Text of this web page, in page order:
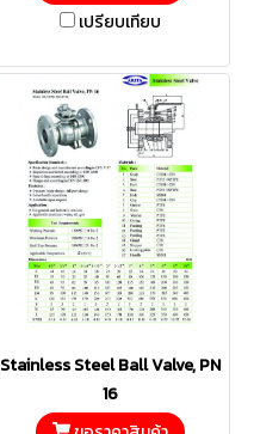
เปรียบเทียบ
Stainless Steel Ball Valve, PN
16